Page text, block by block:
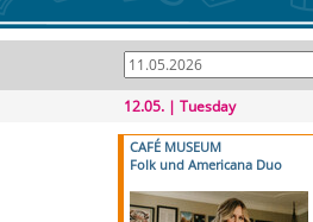
12.05. | Tuesday
CAFÉ MUSEUM
Folk und Americana Duo